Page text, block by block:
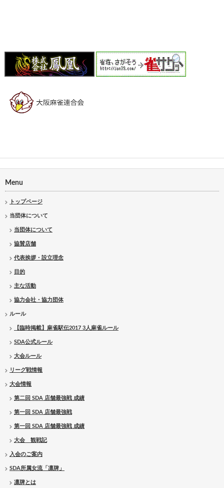
Menu
トップページ
当団体について
当団体について
協賛店舗
代表挨拶・設立理念
目的
主な活動
協力会社・協力団体
ルール
【臨時掲載】麻雀駅伝2017 3人麻雀ルール
SDA公式ルール
大会ルール
リーグ戦情報
大会情報
第二回 SDA 店舗最強戦 成績
第一回 SDA 店舗最強戦
第一回 SDA 店舗最強戦 成績
大会 観戦記
入会のご案内
SDA所属女流「凛牌」
凛牌とは